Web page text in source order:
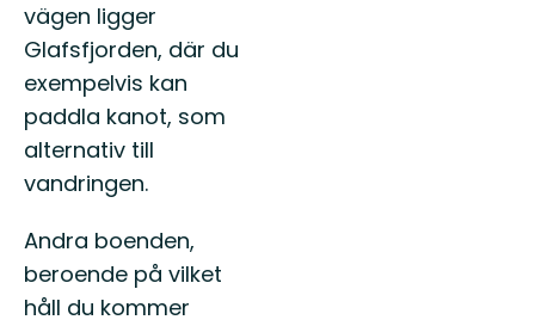
vägen ligger
Glafsfjorden, där du
exempelvis kan
paddla kanot, som
alternativ till
vandringen.
Andra boenden,
beroende på vilket
håll du kommer